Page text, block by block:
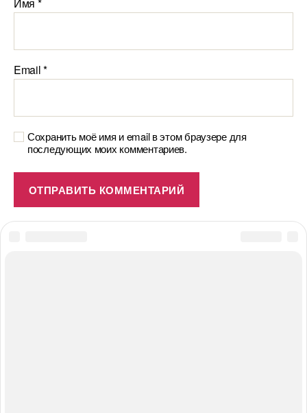
Имя *
Email*
Сохранить моё имя и email в этом браузере для
последующих моих комментариев.